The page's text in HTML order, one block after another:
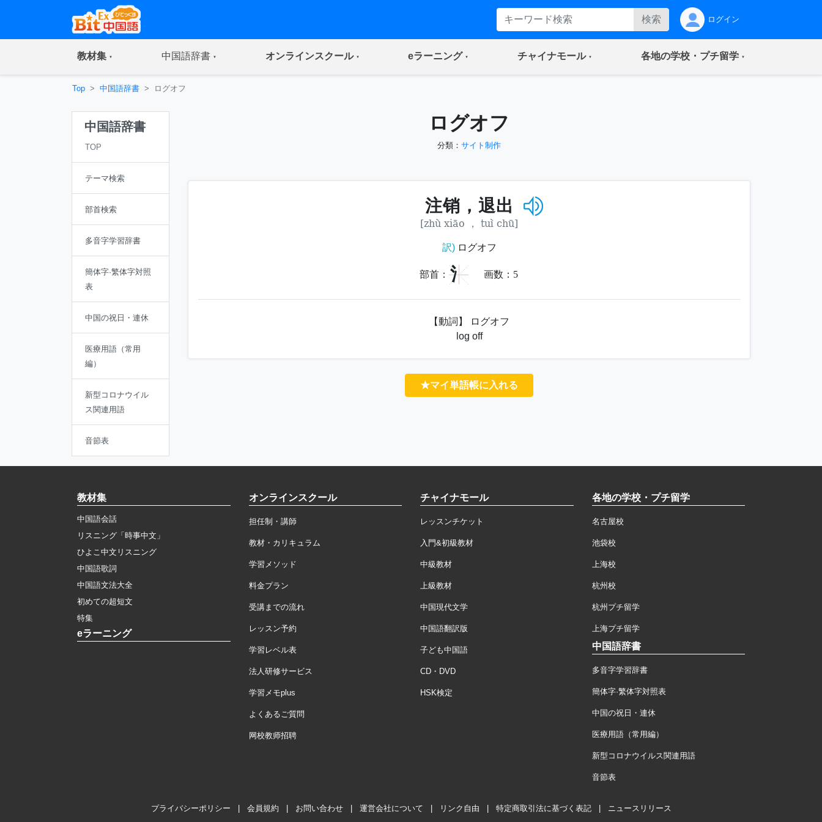
検索 ログイン
教材集(current) 中国語辞書(current) オンラインスクール(current) eラーニング(current) チャイナモール(current) 各地の学校・プチ留学(current)
Top 中国語辞書 ログオフ
中国語辞書
TOP
テーマ検索
部首検索
多音字学習辞書
簡体字·繁体字対照
表
中国の祝日・連休
医療用語（常用
編）
新型コロナウイル
ス関連用語
音節表
ログオフ
分類： サイト制作
注销，退出
[zhù xiāo ， tuì chū]
訳)ログオフ
部首： 氵 画数： 5
【動詞】 ログオフ
log off
★マイ単語帳に入れる
教材集
中国語会話
リスニング「時事中文」
ひよこ中文リスニング
中国語歌詞
中国語文法大全
初めての超短文
特集
eラーニング
オンラインスクール
担任制・講師
教材・カリキュラム
学習メソッド
料金プラン
受講までの流れ
レッスン予約
学習レベル表
法人研修サービス
学習メモplus
よくあるご質問
网校教师招聘
チャイナモール
レッスンチケット
入門&初級教材
中級教材
上級教材
中国現代文学
中国語翻訳版
子ども中国語
CD・DVD
HSK検定
各地の学校・プチ留学
名古屋校
池袋校
上海校
杭州校
杭州プチ留学
上海プチ留学
中国語辞書
多音字学習辞書
簡体字·繁体字対照表
中国の祝日・連休
医療用語（常用編）
新型コロナウイルス関連用語
音節表
プライバシーポリシー 会員規約 お問い合わせ 運営会社について リンク自由 特定商取引法に基づく表記 ニュースリリース